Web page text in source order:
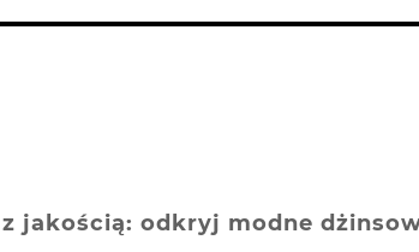
z jakością: odkryj modne